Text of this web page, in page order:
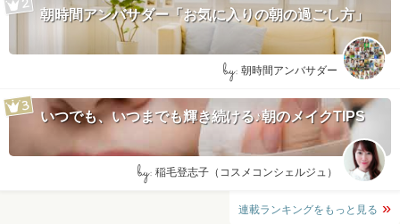
朝時間アンバサダー「お気に入りの朝の過ごし方」
by: 朝時間アンバサダー
いつでも、いつまでも輝き続ける♪朝のメイクTIPS
by: 稲毛登志子（コスメコンシェルジュ）
連載ランキングをもっと見る